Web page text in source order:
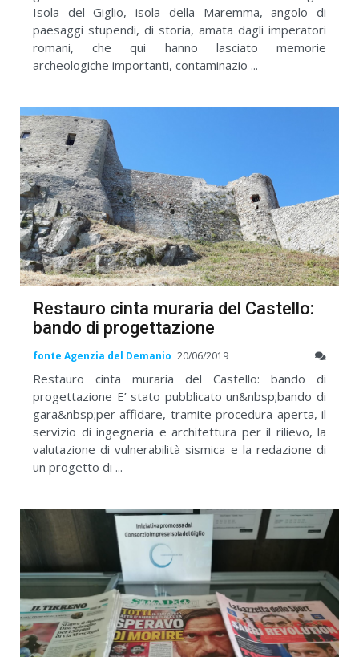
Isola del Giglio, isola della Maremma, angolo di
paesaggi stupendi, di storia, amata dagli imperatori
romani, che qui hanno lasciato memorie
archeologiche importanti, contaminazio ...
Restauro cinta muraria del Castello:
bando di progettazione
fonte Agenzia del Demanio 20/06/2019
Restauro cinta muraria del Castello: bando di
progettazione E’ stato pubblicato un&nbsp;bando di
gara&nbsp;per affidare, tramite procedura aperta, il
servizio di ingegneria e architettura per il rilievo, la
valutazione di vulnerabilità sismica e la redazione di
un progetto di ...